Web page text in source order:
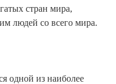
стран мира,
людей со всего мира.
одной из наиболее